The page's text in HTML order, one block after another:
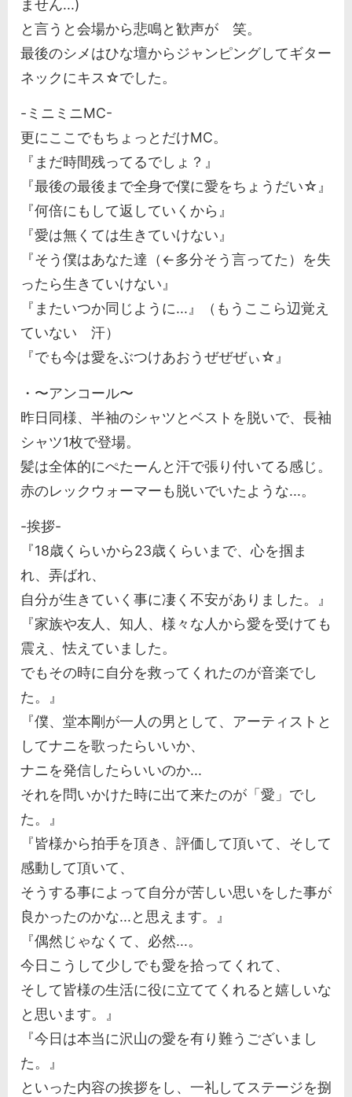
ません...)
と言うと会場から悲鳴と歓声が 笑。
最後のシメはひな壇からジャンピングしてギター
ネックにキス☆でした。
-ミニミニMC-
更にここでもちょっとだけMC。
『まだ時間残ってるでしょ？』
『最後の最後まで全身で僕に愛をちょうだい☆』
『何倍にもして返していくから』
『愛は無くては生きていけない』
『そう僕はあなた達（←多分そう言ってた）を失
ったら生きていけない』
『またいつか同じように...』（もうここら辺覚え
ていない 汗）
『でも今は愛をぶつけあおうぜぜぜぃ☆』
・〜アンコール〜
昨日同様、半袖のシャツとベストを脱いで、長袖
シャツ1枚で登場。
髪は全体的にぺたーんと汗で張り付いてる感じ。
赤のレックウォーマーも脱いでいたような...。
-挨拶-
『18歳くらいから23歳くらいまで、心を掴ま
れ、弄ばれ、
自分が生きていく事に凄く不安がありました。』
『家族や友人、知人、様々な人から愛を受けても
震え、怯えていました。
でもその時に自分を救ってくれたのが音楽でし
た。』
『僕、堂本剛が一人の男として、アーティストと
してナニを歌ったらいいか、
ナニを発信したらいいのか...
それを問いかけた時に出て来たのが「愛」でし
た。』
『皆様から拍手を頂き、評価して頂いて、そして
感動して頂いて、
そうする事によって自分が苦しい思いをした事が
良かったのかな...と思えます。』
『偶然じゃなくて、必然...。
今日こうして少しでも愛を拾ってくれて、
そして皆様の生活に役に立ててくれると嬉しいな
と思います。』
『今日は本当に沢山の愛を有り難うございまし
た。』
といった内容の挨拶をし、一礼してステージを捌